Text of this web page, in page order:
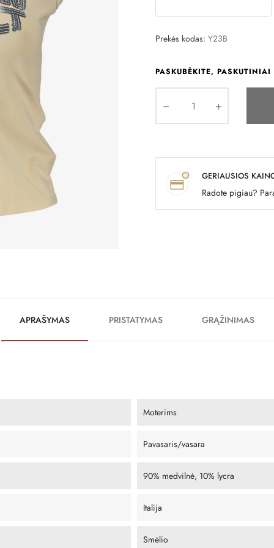
Prekės kodas: Y23B
PASKUBĖKITE,
GERIAUSIOS
Radote pigiau?
APRAŠYMAS PRISTATYMAS GRĄŽINIMAS
Moterims
Pavasaris/vasara
90% medvilnė, 10% lycra
Italija
Smėlio